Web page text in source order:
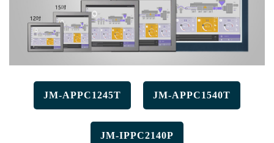
JM-APPC1245T JM-APPC1540T
JM-IPPC2140P